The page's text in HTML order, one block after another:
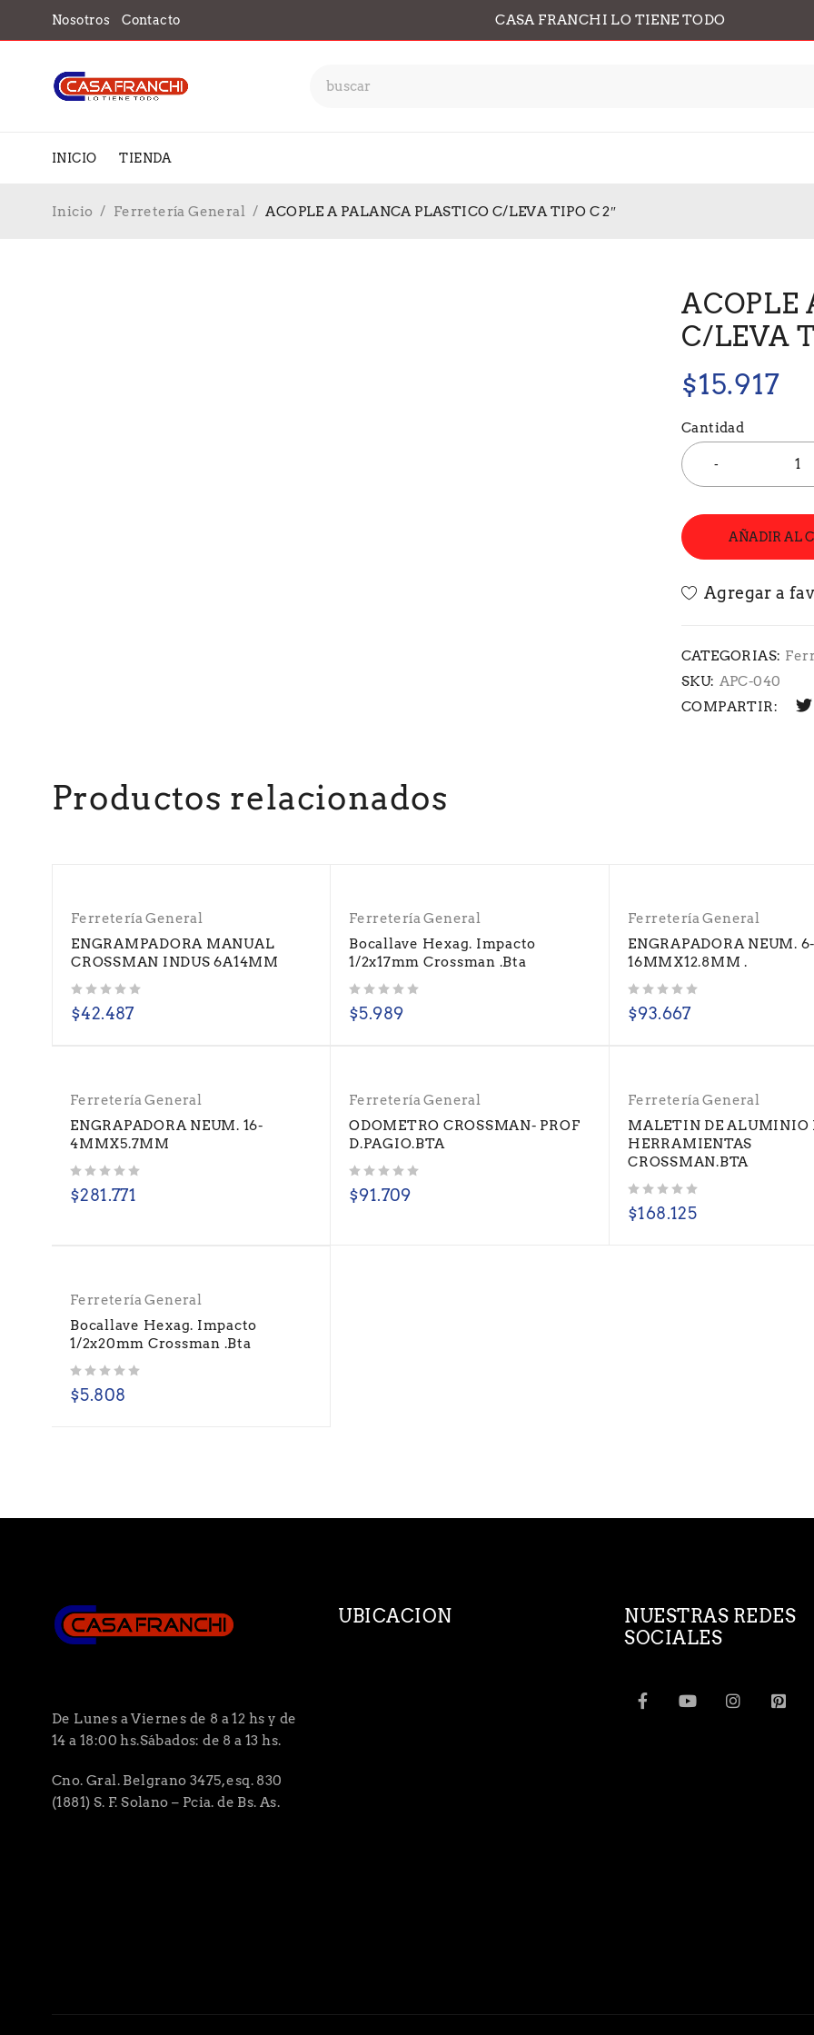
Nosotros Contacto CASA FRANCHI LO TIENE TODO
INICIO TIENDA
Inicio / Ferretería General / ACOPLE A PALANCA PLASTICO C/LEVA TIPO C 2″
ACOPLE
C/LEVA
$15.917
Cantidad
AÑADIR AL
CATEGORIAS:
SKU: APC-040
COMPARTIR:
Productos relacionados
Ferretería General
ENGRAMPADORA MANUAL
CROSSMAN INDUS 6A14MM
$42.487
Ferretería General
Bocallave Hexag. Impacto
1/2x17mm Crossman .Bta
$5.989
Ferretería General
ENGRAPADORA NEUM. 6-
16MMX12.8MM .
$93.667
Ferretería General
ENGRAPADORA NEUM. 16-
4MMX5.7MM
$281.771
Ferretería General
ODOMETRO CROSSMAN- PROF
D.PAGIO.BTA
$91.709
Ferretería General
MALETIN DE ALUMINIO
HERRAMIENTAS
CROSSMAN.BTA
$168.125
Ferretería General
Bocallave Hexag. Impacto
1/2x20mm Crossman .Bta
$5.808
De Lunes a Viernes de 8 a 12 hs y de
14 a 18:00 hs.Sábados: de 8 a 13 hs.
Cno. Gral. Belgrano 3475, esq. 830
(1881) S. F. Solano – Pcia. de Bs. As.
UBICACION
NUESTRAS REDES
SOCIALES